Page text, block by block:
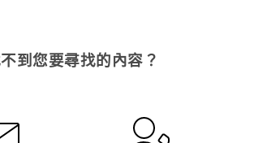
到您要尋找的內容？